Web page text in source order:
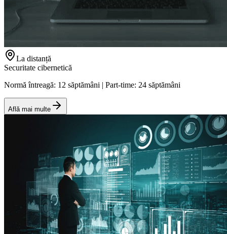
La distanță
Securitate cibernetică
Normă întreagă: 12 săptămâni | Part-time: 24 săptămâni
Află mai multe